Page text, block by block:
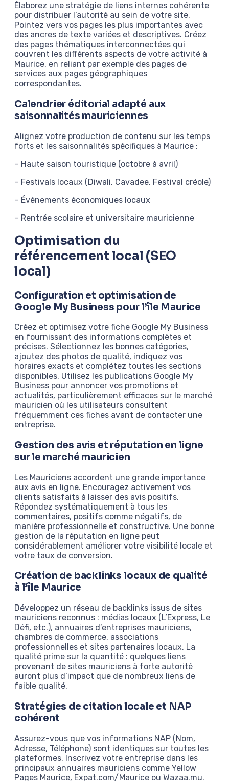
Élaborez une stratégie de liens internes cohérente
pour distribuer l’autorité au sein de votre site.
Pointez vers vos pages les plus importantes avec
des ancres de texte variées et descriptives. Créez
des pages thématiques interconnectées qui
couvrent les différents aspects de votre activité à
Maurice, en reliant par exemple des pages de
services aux pages géographiques
correspondantes.
Calendrier éditorial adapté aux
saisonnalités mauriciennes
Alignez votre production de contenu sur les temps
forts et les saisonnalités spécifiques à Maurice :
– Haute saison touristique (octobre à avril)
– Festivals locaux (Diwali, Cavadee, Festival créole)
– Événements économiques locaux
– Rentrée scolaire et universitaire mauricienne
Optimisation du
référencement local (SEO
local)
Configuration et optimisation de
Google My Business pour l’île Maurice
Créez et optimisez votre fiche Google My Business
en fournissant des informations complètes et
précises. Sélectionnez les bonnes catégories,
ajoutez des photos de qualité, indiquez vos
horaires exacts et complétez toutes les sections
disponibles. Utilisez les publications Google My
Business pour annoncer vos promotions et
actualités, particulièrement efficaces sur le marché
mauricien où les utilisateurs consultent
fréquemment ces fiches avant de contacter une
entreprise.
Gestion des avis et réputation en ligne
sur le marché mauricien
Les Mauriciens accordent une grande importance
aux avis en ligne. Encouragez activement vos
clients satisfaits à laisser des avis positifs.
Répondez systématiquement à tous les
commentaires, positifs comme négatifs, de
manière professionnelle et constructive. Une bonne
gestion de la réputation en ligne peut
considérablement améliorer votre visibilité locale et
votre taux de conversion.
Création de backlinks locaux de qualité
à l’île Maurice
Développez un réseau de backlinks issus de sites
mauriciens reconnus : médias locaux (L’Express, Le
Défi, etc.), annuaires d’entreprises mauriciens,
chambres de commerce, associations
professionnelles et sites partenaires locaux. La
qualité prime sur la quantité : quelques liens
provenant de sites mauriciens à forte autorité
auront plus d’impact que de nombreux liens de
faible qualité.
Stratégies de citation locale et NAP
cohérent
Assurez-vous que vos informations NAP (Nom,
Adresse, Téléphone) sont identiques sur toutes les
plateformes. Inscrivez votre entreprise dans les
principaux annuaires mauriciens comme Yellow
Pages Maurice, Expat.com/Maurice ou Wazaa.mu.